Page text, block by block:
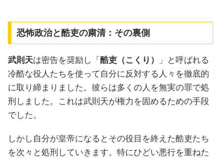
恐怖政治と酷吏の粛清：その裏側
武則天は密告を奨励し「 酷吏（こくり）
」と呼ばれる
冷酷な役人たちを使って自分に反対する人々を徹底的
に取り締まりました。彼らは多くの人を無実の罪で処
刑しました。これは武則天が権力を固めるための手段
でした。
しかし自分が皇帝になるとその役目を終えた酷吏たち
を次々と処刑していきます。特にひどい悪行を重ねた